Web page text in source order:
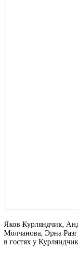
Яков Курляндчик,
Молчанова, Эрна
в гостях у